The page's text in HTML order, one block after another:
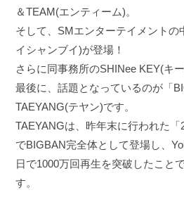
＆TEAM(エンティーム)。
そして、SMエンターテイメントの
イシャンブイ)が登場！
さらに同事務所のSHINee KEY(キ
最後に、話題となっているのが「
TAEYANG(テヤン)です。
TAEYANGは、昨年末に行われた「
でBIGBAN完全体として登場し、
日で1000万回再生を突破したこと
す。